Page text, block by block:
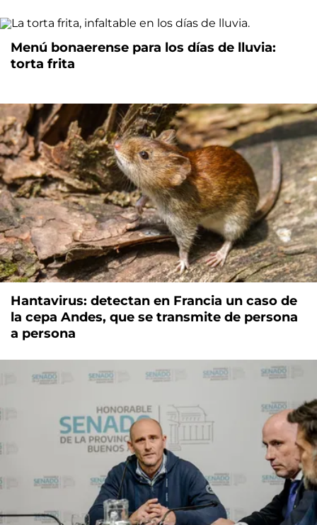
Menú bonaerense para los días de lluvia:
torta frita
Hantavirus: detectan en Francia un caso de
la cepa Andes, que se transmite de persona
a persona